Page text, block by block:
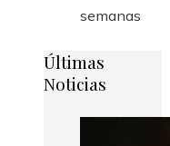
semanas
Últimas
Noticias